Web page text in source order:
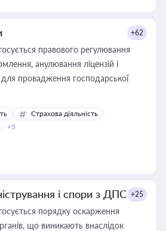
+62
правового регулювання
анулювання ліцензій і
для провадження господарської
Страхова діяльність
+5
і спори з ДПС +25
порядку оскарження
що виникають внаслідок